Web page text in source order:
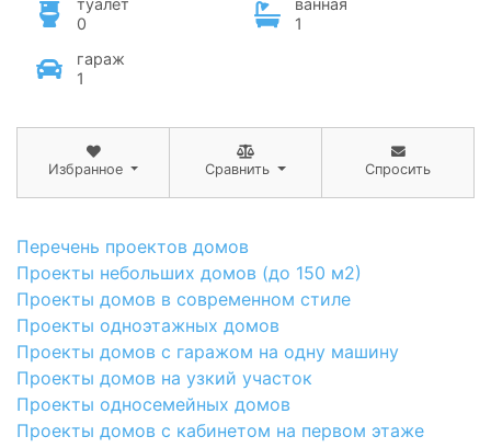
0
1
гараж
1
Избранное Сравнить Спросить
Перечень проектов домов
Проекты небольших домов (до 150 м2)
Проекты домов в современном стиле
Проекты одноэтажных домов
Проекты домов с гаражом на одну машину
Проекты домов на узкий участок
Проекты односемейных домов
Проекты домов с кабинетом на первом этаже